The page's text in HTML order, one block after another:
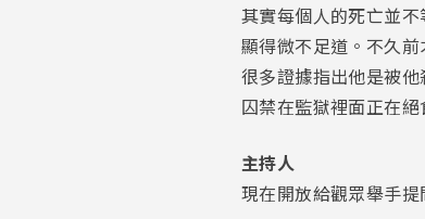
其實每個人的死亡並
顯得微不足道。不久
很多證據指出他是被
囚禁在監獄裡面正在絕
主持人
現在開放給觀眾舉手提